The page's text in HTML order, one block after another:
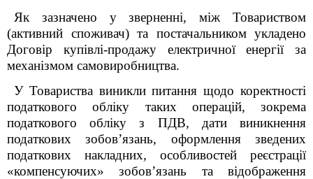
Як зазначено у зверненні, між Товариством
(активний споживач) та постачальником укладено
Договір купівлі-продажу електричної енергії за
механізмом самовиробництва.
У Товариства виникли питання щодо коректності
податкового обліку таких операцій, зокрема
податкового обліку з ПДВ, дати виникнення
податкових зобов’язань, оформлення зведених
податкових накладних, особливостей реєстрації
«компенсуючих» зобов’язань та відображення